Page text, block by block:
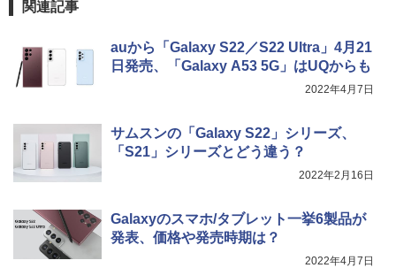
関連記事
auから「Galaxy S22／S22 Ultra」4月21
日発売、「Galaxy A53 5G」はUQからも
2022年4月7日
サムスンの「Galaxy S22」シリーズ、
「S21」シリーズとどう違う？
2022年2月16日
Galaxyのスマホ/タブレット一挙6製品が
発表、価格や発売時期は？
2022年4月7日